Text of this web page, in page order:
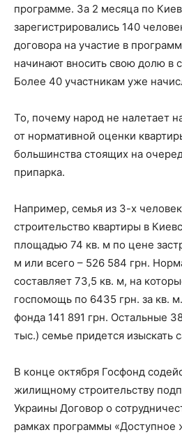
программе. За 2 месяца по
зарегистрировались 140
договора на участие в
начинают вносить свою долю в
Более 40 участникам уже
То, почему народ не налетает
от нормативной оценки
большинства стоящих на
припарка.
Например, семья из 3-х
строительство квартиры в
площадью 74 кв. м по цене
м или всего – 526 584 грн.
составляет 73,5 кв. м, на
госпомощь по 6435 грн. за кв.
фонда 141 891 грн. Остальные
тыс.) семье придется изыскать
В конце октября Госфонд
жилищному строительству
Украины Договор о
рамках программы «Доступное